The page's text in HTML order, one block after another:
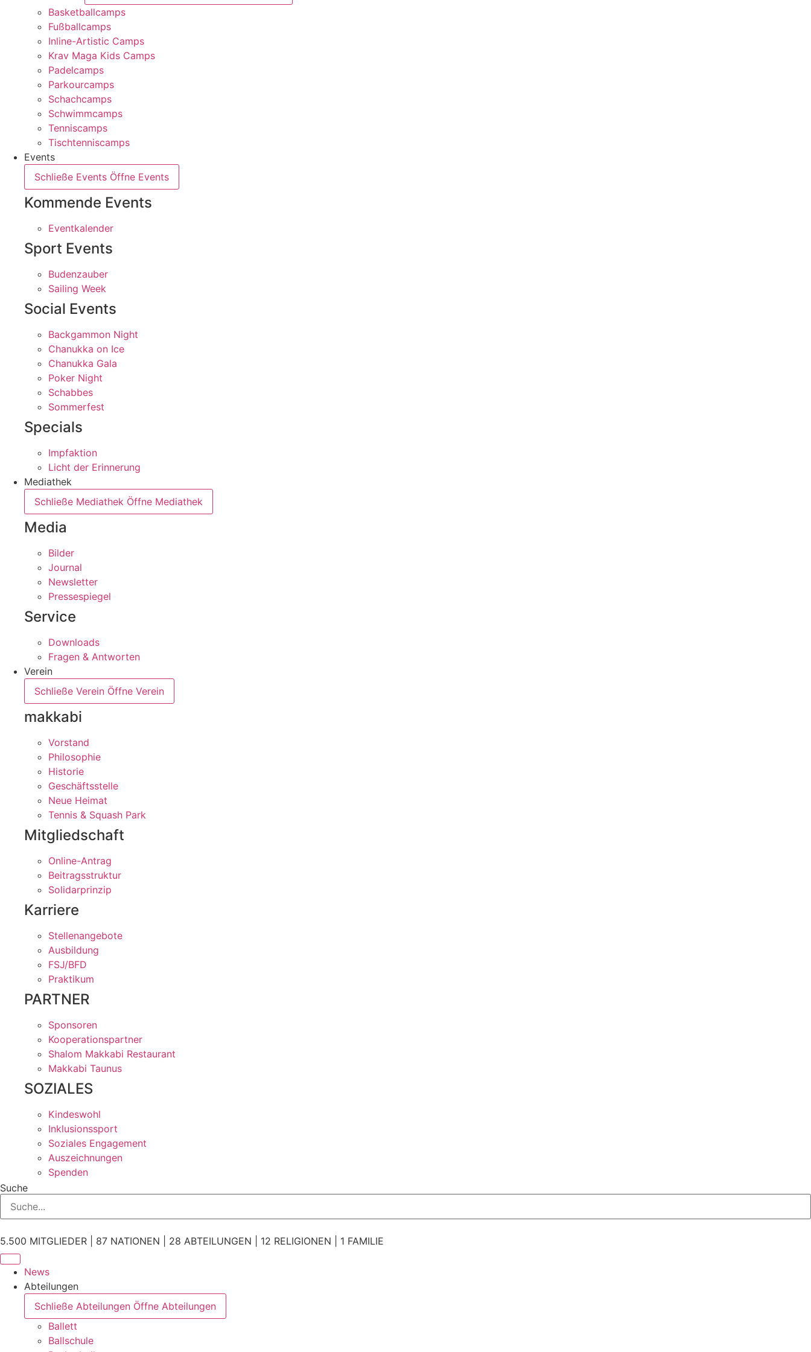
Basketballcamps
Fußballcamps
Inline-Artistic Camps
Krav Maga Kids Camps
Padelcamps
Parkourcamps
Schachcamps
Schwimmcamps
Tenniscamps
Tischtenniscamps
Events
Schließe Events Öffne Events
Kommende Events
Eventkalender
Sport Events
Budenzauber
Sailing Week
Social Events
Backgammon Night
Chanukka on Ice
Chanukka Gala
Poker Night
Schabbes
Sommerfest
Specials
Impfaktion
Licht der Erinnerung
Mediathek
Schließe Mediathek Öffne Mediathek
Media
Bilder
Journal
Newsletter
Pressespiegel
Service
Downloads
Fragen & Antworten
Verein
Schließe Verein Öffne Verein
makkabi
Vorstand
Philosophie
Historie
Geschäftsstelle
Neue Heimat
Tennis & Squash Park
Mitgliedschaft
Online-Antrag
Beitragsstruktur
Solidarprinzip
Karriere
Stellenangebote
Ausbildung
FSJ/BFD
Praktikum
PARTNER
Sponsoren
Kooperationspartner
Shalom Makkabi Restaurant
Makkabi Taunus
SOZIALES
Kindeswohl
Inklusionssport
Soziales Engagement
Auszeichnungen
Spenden
Suche
5.500 MITGLIEDER | 87 NATIONEN | 28 ABTEILUNGEN | 12 RELIGIONEN | 1 FAMILIE
News
Abteilungen
Schließe Abteilungen Öffne Abteilungen
Ballett
Ballschule